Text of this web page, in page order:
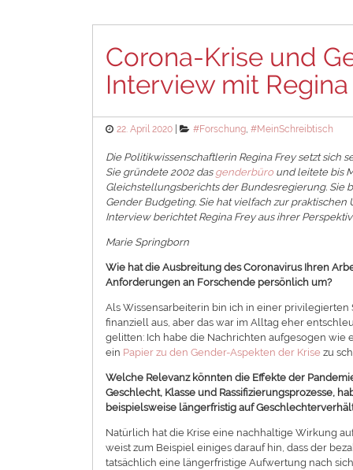
Corona-Krise und
Interview mit Regina
Posted
22. April 2020 Categories
#Forschung,#MeinSchreibtisch
Die Politikwissenschaftlerin Regina Frey setzt sich
Sie gründete 2002 das genderbüro und leitete bis
Gleichstellungsberichts der Bundesregierung. Sie
Gender Budgeting. Sie hat vielfach zur
Interview berichtet Regina Frey aus ihrer
Marie Springborn
Wie hat die Ausbreitung des Coronavirus Ihren
Anforderungen an Forschende persönlich um?
Als Wissensarbeiterin bin ich in einer
finanziell aus, aber das war im Alltag eher
gelitten: Ich habe die Nachrichten aufgesogen wie
ein Papier zu den Gender-Aspekten der Krise zu
Welche Relevanz könnten die Effekte der
Geschlecht, Klasse und Rassifizierungsprozesse,
beispielsweise längerfristig auf
Natürlich hat die Krise eine nachhaltige Wirkung
weist zum Beispiel einiges darauf hin, dass der
tatsächlich eine längerfristige Aufwertung nach